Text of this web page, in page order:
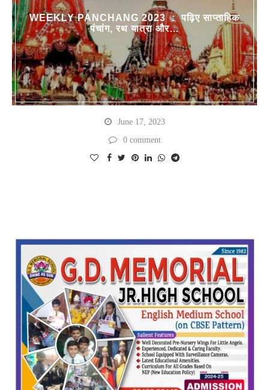
WEEKLY PANCHANG 2023 : पढ़िए साप्ताहिक
पंचांग, रथ यात्रा और…
June 17, 2023
0 comment